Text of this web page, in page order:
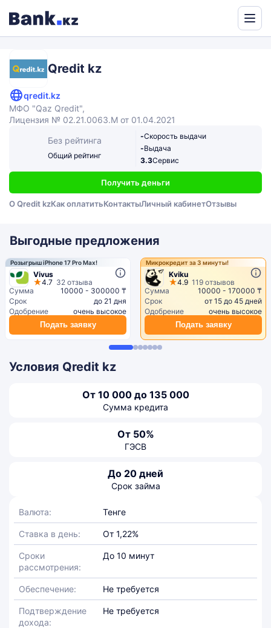
Qredit kz
qredit.kz
МФО "Qaz Qredit",
Лицензия № 02.21.0063.М от 01.04.2021
Без рейтинга
Общий рейтинг
-Скорость выдачи
-Выдача
3.3Сервис
Получить деньги
О Qredit kzКак оплатитьКонтактыЛичный кабинетОтзывы
Выгодные предложения
Розыгрыш iPhone 17 Pro Max!
Vivus
4.7 32 отзыва
Сумма
10000 - 300000 ₸
Срок
до 21 дня
Одобрение
очень высокое
Подать заявку
Микрокредит за 3 минуты!
Kviku
4.9 119 отзывов
Сумма
10000 - 170000 ₸
Срок
от 15 до 45 дней
Одобрение
очень высокое
Подать заявку
Условия Qredit kz
От 10 000 до 135 000
Сумма кредита
От 50%
ГЭСВ
До 20 дней
Срок займа
Валюта: Тенге
Ставка в день: От 1,22%
Сроки
рассмотрения:
До 10 минут
Обеспечение: Не требуется
Подтверждение
дохода:
Не требуется